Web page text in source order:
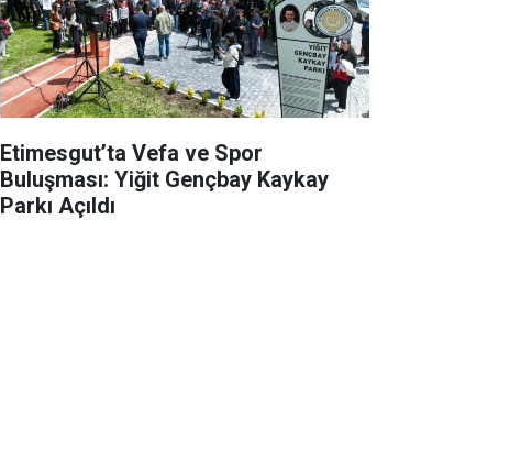
Etimesgut’ta Vefa ve Spor
Buluşması: Yiğit Gençbay Kaykay
Parkı Açıldı